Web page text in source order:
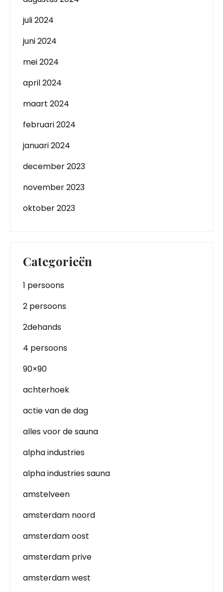
juli 2024
juni 2024
mei 2024
april 2024
maart 2024
februari 2024
januari 2024
december 2023
november 2023
oktober 2023
Categorieën
1 persoons
2 persoons
2dehands
4 persoons
90×90
achterhoek
actie van de dag
alles voor de sauna
alpha industries
alpha industries sauna
amstelveen
amsterdam noord
amsterdam oost
amsterdam prive
amsterdam west